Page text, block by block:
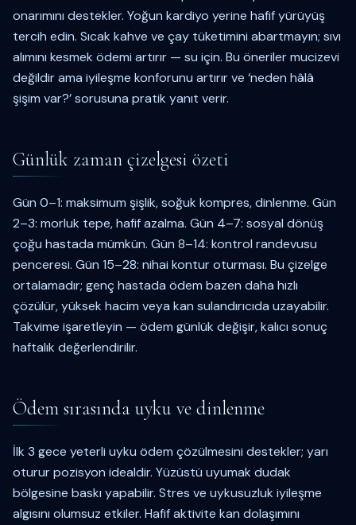
onarımını destekler. Yoğun kardiyo yerine hafif yürüyüş
tercih edin. Sıcak kahve ve çay tüketimini abartmayın; sıvı
alımını kesmek ödemi artırır — su için. Bu öneriler mucizevi
değildir ama iyileşme konforunu artırır ve ‘neden hâlâ
şişim var?’ sorusuna pratik yanıt verir.
Günlük zaman çizelgesi özeti
Gün 0–1: maksimum şişlik, soğuk kompres, dinlenme. Gün
2–3: morluk tepe, hafif azalma. Gün 4–7: sosyal dönüş
çoğu hastada mümkün. Gün 8–14: kontrol randevusu
penceresi. Gün 15–28: nihai kontur oturması. Bu çizelge
ortalamadır; genç hastada ödem bazen daha hızlı
çözülür, yüksek hacim veya kan sulandırıcıda uzayabilir.
Takvime işaretleyin — ödem günlük değişir, kalıcı sonuç
haftalık değerlendirilir.
Ödem sırasında uyku ve dinlenme
İlk 3 gece yeterli uyku ödem çözülmesini destekler; yarı
oturur pozisyon idealdir. Yüzüstü uyumak dudak
bölgesine baskı yapabilir. Stres ve uykusuzluk iyileşme
algısını olumsuz etkiler. Hafif aktivite kan dolaşımını